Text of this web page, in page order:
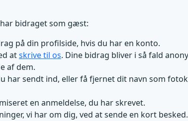
bidraget som gæst:
på din profilside, hvis du har en konto.
atskrive til os. Dine bidrag bliver i så fald
af dem.
har sendt ind, eller få fjernet dit navn som
en anmeldelse, du har skrevet.
vi har om dig, ved at sende en kort besked.